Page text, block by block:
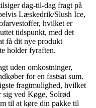
dag-til-dag fragt på
Læskedrik/Slush Ice,
hvilket er
tidspunkt, med det
få dit nye produkt
holder fyraften.
uden omkostninger,
for en fastsat sum.
fragtmulighed, hvilket
sig ved Køge, Solrød
til at køre din pakke til